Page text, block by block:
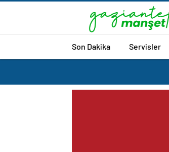
Son Dakika Servisler